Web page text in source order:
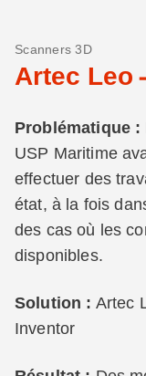
Scanners 3D
Artec Leo
Problématique :
USP Maritime
effectuer des
état, à la fois
des cas où les
disponibles.
Solution : Artec
Inventor